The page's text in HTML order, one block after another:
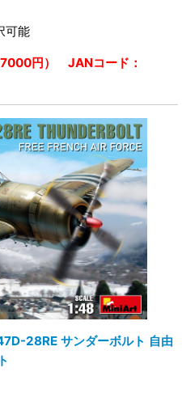
可能
円） JANコード：
28RE サンダーボルト 自由